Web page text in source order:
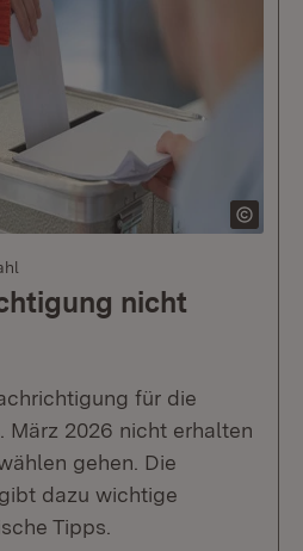
nicht
für die
März 2026 nicht erhalten
gehen. Die
dazu wichtige
Tipps.